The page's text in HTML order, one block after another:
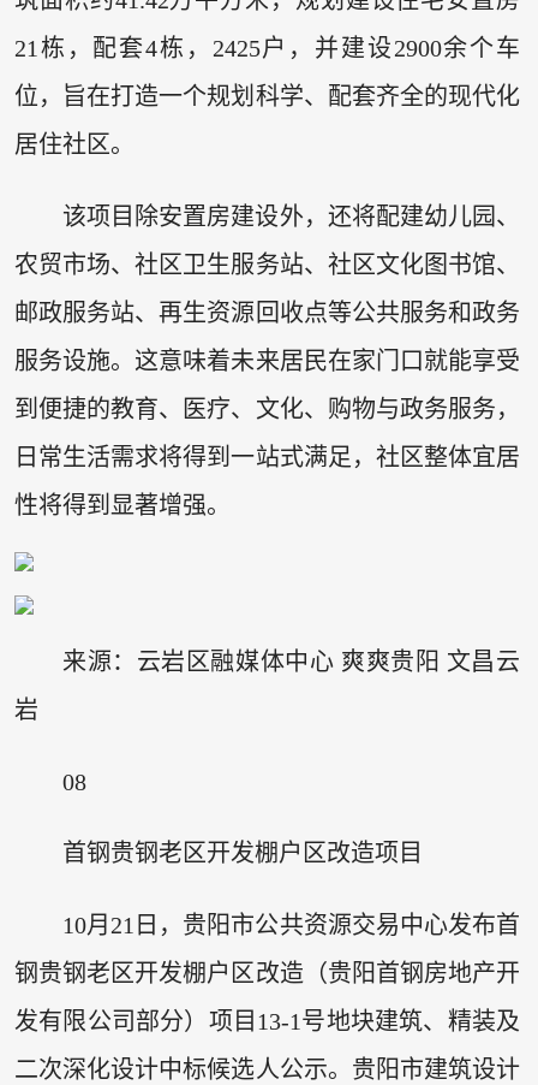
21栋，配套4栋，2425户，并建设2900余个车
位，旨在打造一个规划科学、配套齐全的现代化
居住社区。
该项目除安置房建设外，还将配建幼儿园、
农贸市场、社区卫生服务站、社区文化图书馆、
邮政服务站、再生资源回收点等公共服务和政务
服务设施。这意味着未来居民在家门口就能享受
到便捷的教育、医疗、文化、购物与政务服务，
日常生活需求将得到一站式满足，社区整体宜居
性将得到显著增强。
来源：云岩区融媒体中心 爽爽贵阳 文昌云
岩
08
首钢贵钢老区开发棚户区改造项目
10月21日，贵阳市公共资源交易中心发布首
钢贵钢老区开发棚户区改造（贵阳首钢房地产开
发有限公司部分）项目13-1号地块建筑、精装及
二次深化设计中标候选人公示。贵阳市建筑设计